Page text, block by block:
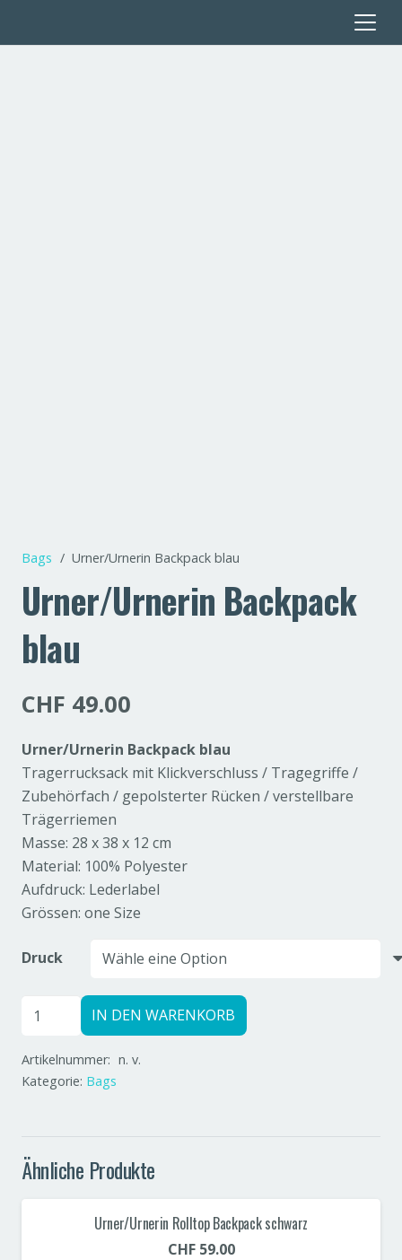
Bags / Urner/Urnerin Backpack blau
Urner/Urnerin Backpack
blau
CHF 49.00
Urner/Urnerin Backpack blau
Tragerrucksack mit Klickverschluss / Tragegriffe /
Zubehörfach / gepolsterter Rücken / verstellbare
Trägerriemen
Masse: 28 x 38 x 12 cm
Material: 100% Polyester
Aufdruck: Lederlabel
Grössen: one Size
Druck
Urner/Urnerin
Backpack
blau
Menge
IN DEN WARENKORB
Artikelnummer: n. v.
Kategorie: Bags
Ähnliche Produkte
Urner/Urnerin Rolltop Backpack schwarz
CHF59.00